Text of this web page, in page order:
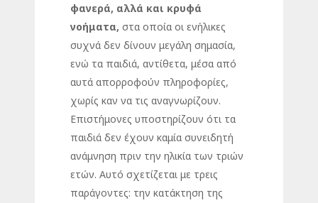
φανερά, αλλά και κρυφά
νοήματα, στα οποία οι ενήλικες
συχνά δεν δίνουν μεγάλη σημασία,
ενώ τα παιδιά, αντίθετα, μέσα από
αυτά απορροφούν πληροφορίες,
χωρίς καν να τις αναγνωρίζουν.
Επιστήμονες υποστηρίζουν ότι τα
παιδιά δεν έχουν καμία συνειδητή
ανάμνηση πριν την ηλικία των τριών
ετών. Αυτό σχετίζεται με τρεις
παράγοντες: την κατάκτηση της